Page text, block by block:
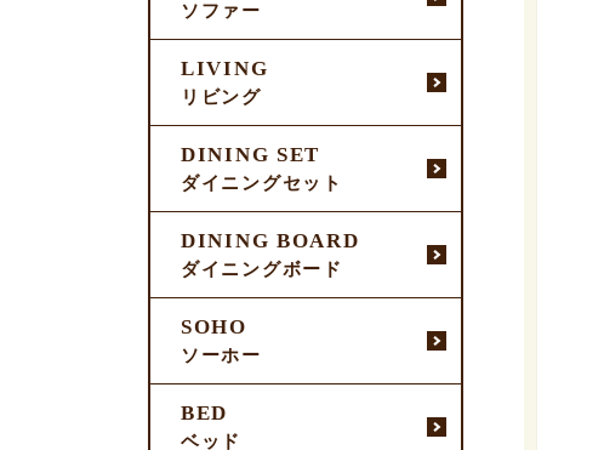
ソファー
LIVING
リビング
DINING SET
ダイニングセット
DINING BOARD
ダイニングボード
SOHO
ソーホー
BED
ベッド